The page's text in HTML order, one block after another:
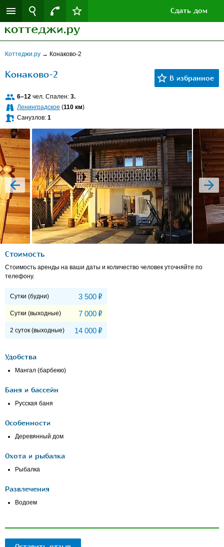
Сдать дом
Коттеджи.ру → Конаково-2
Конаково-2
6–12 чел. Спален: 3.
Ленинградское (110 км)
Санузлов: 1
prev next
Стоимость
Стоимость аренды на ваши даты и количество человек уточняйте по
телефону.
Сутки (будни) 3 500 Р
Сутки (выходные) 7 000 Р
2 суток (выходные) 14 000 Р
Удобства
Мангал (барбекю)
Баня и бассейн
Русская баня
Особенности
Деревянный дом
Охота и рыбалка
Рыбалка
Развлечения
Водоем